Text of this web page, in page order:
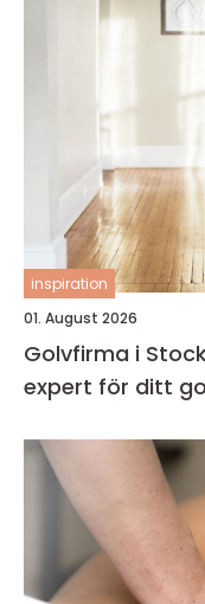
inspiration
01. August 2026
Golvfirma i
expert för ditt